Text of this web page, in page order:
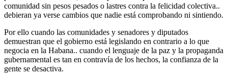
comunidad sin pesos pesados o lastres contra la felicidad colectiva..
debieran ya verse cambios que nadie está comprobando ni sintiendo.
Por ello cuando las comunidades y senadores y diputados
demuestran que el gobierno está legislando en contrario a lo que
negocia en la Habana.. cuando el lenguaje de la paz y la propaganda
gubernamental es tan en contravía de los hechos, la confianza de la
gente se desactiva.